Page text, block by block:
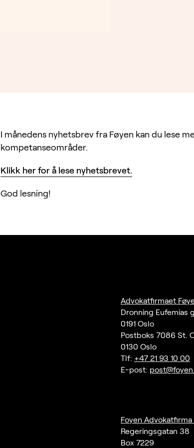
I månedens nyhetsbrev fra Føyen kan du lese
kompetanseområder.
Klikk her for å lese nyhetsbrevet.
God lesning!
Advokatfirmaet
Dronning Eufemias
0191 Oslo
Postboks 7086 St.
0130 Oslo
Tlf: +47 21 93 10 00
E-post:
Foyen Advokatfirma
Regeringsgatan 38
Box 7229